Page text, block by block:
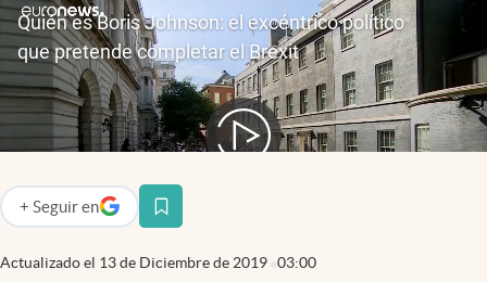
Mundial 2026
Eventos Corporativos
El Cronista Studio
Mediakit
Argentina
Actualizado el 13 de Diciembre de 2019 03:00
+ Seguir en
abre en nueva pestaña